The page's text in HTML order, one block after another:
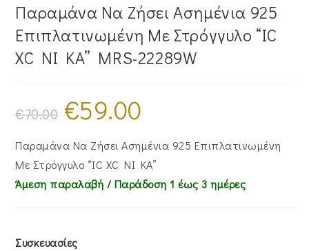
Παραμάνα Να Ζήσει Ασημένια 925
Επιπλατινωμένη Με Στρόγγυλο “IC
XC NI KA” MRS-22289W
€70.00
Original
price
was:
€59.00
€59.00.
Παραμάνα Να Ζήσει Ασημένια 925 Επιπλατινωμένη
Με Στρόγγυλο “IC XC NI KA”
Άμεση παραλαβή / Παράδoση 1 έως 3 ημέρες
Συσκευασίες